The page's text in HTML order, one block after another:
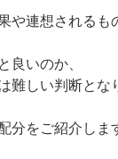
や連想されるも
良いのか、
難しい判断とな
分をご紹介しま